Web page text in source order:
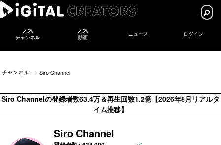
人気
チャンネル
人気
動画
ニュース ログイン
チャンネル Siro Channel
Siro Channelの登録者数63.4万＆再生回数1.2億【2026年8月リアルタ
イム推移】
Siro Channel